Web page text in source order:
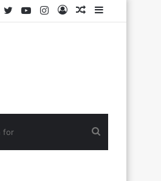
Random
Log
Instagram
YouTube
Twitter
Facebook